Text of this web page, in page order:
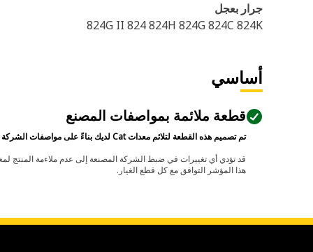
جرار بعجل
824G II 824 824H 824G 824C 824K
أساسي
قطعة ملائمة بمواصفات المصنع
تم تصميم هذه القطعة لتلائم معدات Cat لديك بناءً على مواصفات الشركة المصنعة.
هذا المؤشر التوافق مع كل قطع الغيار.